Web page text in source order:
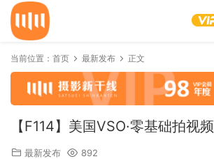
当前位置： 首页 最新发布 正文
【F114】美国VSO·零基础拍视频
最新发布 892